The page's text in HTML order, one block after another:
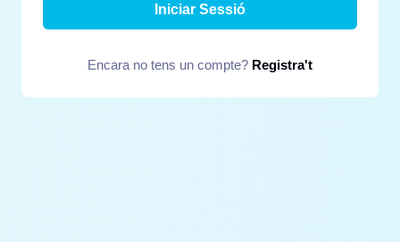
Iniciar Sessió
Encara no tens un compte? Registra't